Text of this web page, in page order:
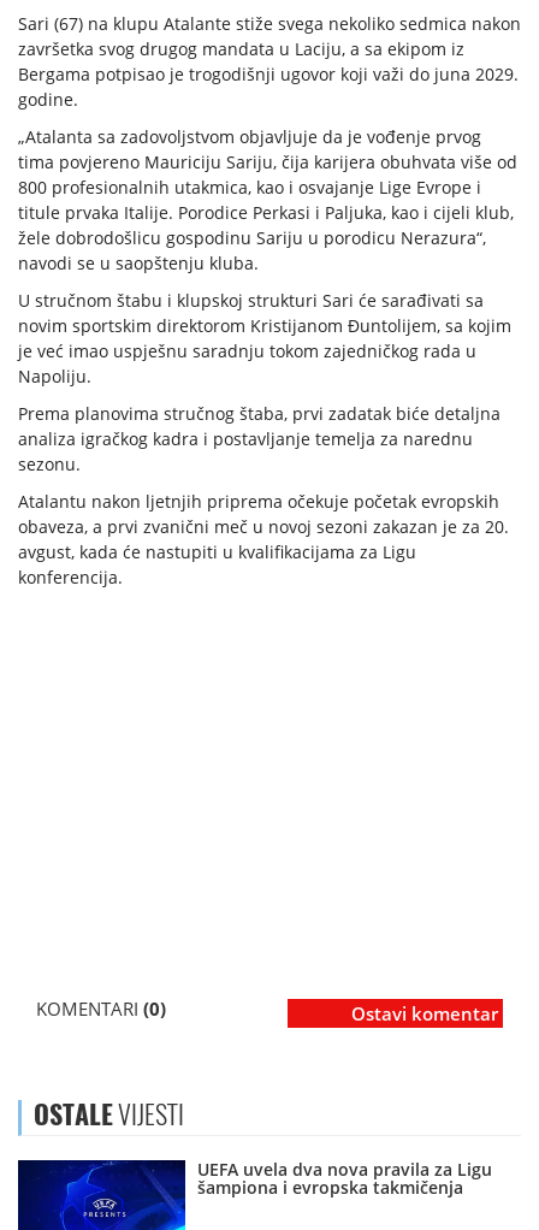
Sari (67) na klupu Atalante stiže svega nekoliko sedmica nakon
završetka svog drugog mandata u Laciju, a sa ekipom iz
Bergama potpisao je trogodišnji ugovor koji važi do juna 2029.
godine.
„Atalanta sa zadovoljstvom objavljuje da je vođenje prvog
tima povjereno Mauriciju Sariju, čija karijera obuhvata više od
800 profesionalnih utakmica, kao i osvajanje Lige Evrope i
titule prvaka Italije. Porodice Perkasi i Paljuka, kao i cijeli klub,
žele dobrodošlicu gospodinu Sariju u porodicu Nerazura“,
navodi se u saopštenju kluba.
U stručnom štabu i klupskoj strukturi Sari će sarađivati sa
novim sportskim direktorom Kristijanom Đuntolijem, sa kojim
je već imao uspješnu saradnju tokom zajedničkog rada u
Napoliju.
Prema planovima stručnog štaba, prvi zadatak biće detaljna
analiza igračkog kadra i postavljanje temelja za narednu
sezonu.
Atalantu nakon ljetnjih priprema očekuje početak evropskih
obaveza, a prvi zvanični meč u novoj sezoni zakazan je za 20.
avgust, kada će nastupiti u kvalifikacijama za Ligu
konferencija.
KOMENTARI (0) Ostavi komentar
OSTALEVIJESTI
UEFA uvela dva nova pravila za Ligu
šampiona i evropska takmičenja